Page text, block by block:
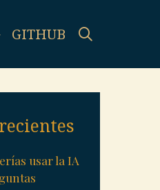
GITHUB
usar la IA